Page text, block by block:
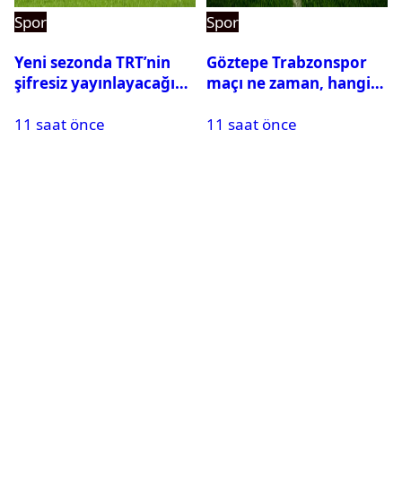
Spor
Yeni sezonda TRT’nin
şifresiz yayınlayacağı
11 saat önce
Spor
Göztepe Trabzonspor
maçı ne zaman, hangi
oynayacak mı?
11 saat önce